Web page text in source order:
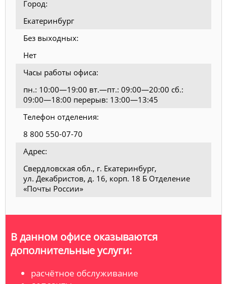
Город:
Екатеринбург
Без выходных:
Нет
Часы работы офиса:
пн.: 10:00—19:00 вт.—пт.: 09:00—20:00 сб.:
09:00—18:00 перерыв: 13:00—13:45
Телефон отделения:
8 800 550-07-70
Адрес:
Свердловская обл., г. Екатеринбург,
ул. Декабристов, д. 16, корп. 18 Б Отделение
«Почты России»
В данном офисе оказываются
дополнительные услуги:
расчётное обслуживание